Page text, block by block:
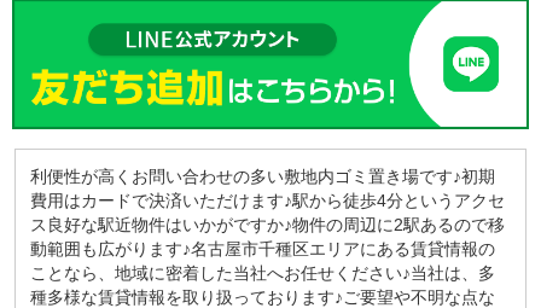
利便性が高くお問い合わせの多い敷地内ゴミ置き場です♪初期
費用はカードで決済いただけます♪駅から徒歩4分というアクセ
ス良好な駅近物件はいかがですか♪物件の周辺に2駅あるので移
動範囲も広がります♪名古屋市千種区エリアにある賃貸情報の
ことなら、地域に密着した当社へお任せください♪当社は、多
種多様な賃貸情報を取り扱っております♪ご要望や不明な点な